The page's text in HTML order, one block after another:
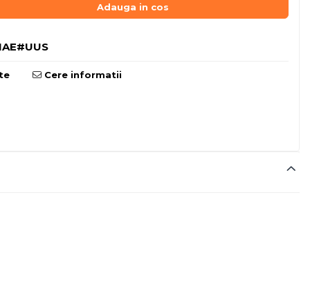
Adauga in cos
Cere informatii